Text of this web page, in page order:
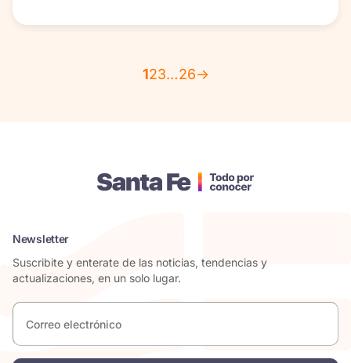
123…26→
Newsletter
Suscribite y enterate de las noticias, tendencias y
actualizaciones, en un solo lugar.
Correo
electrónico *